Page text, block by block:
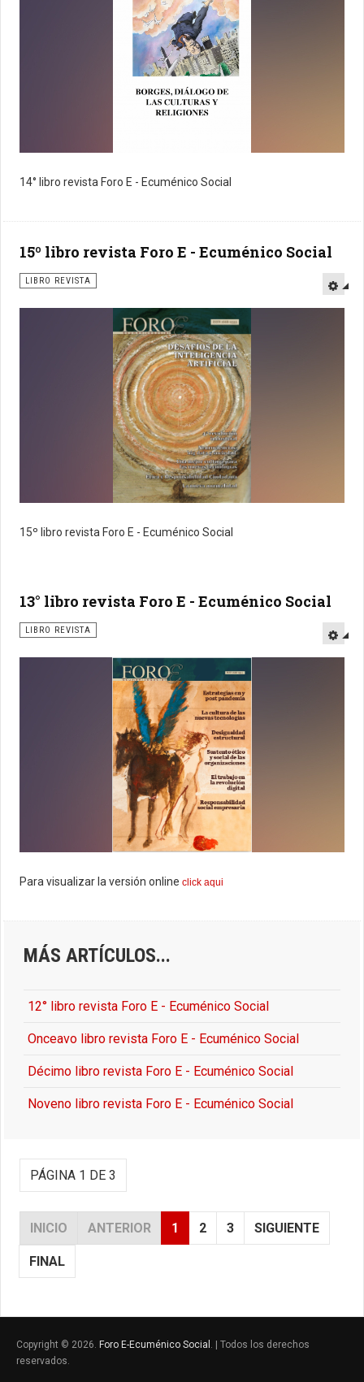
14° libro revista Foro E - Ecuménico Social
15º libro revista Foro E - Ecuménico Social
LIBRO REVISTA
15º libro revista Foro E - Ecuménico Social
13° libro revista Foro E - Ecuménico Social
LIBRO REVISTA
Para visualizar la versión online click aqui
MÁS ARTÍCULOS...
12° libro revista Foro E - Ecuménico Social
Onceavo libro revista Foro E - Ecuménico Social
Décimo libro revista Foro E - Ecuménico Social
Noveno libro revista Foro E - Ecuménico Social
PÁGINA 1 DE 3
INICIO ANTERIOR 1 2 3 SIGUIENTE
FINAL
Copyright © 2026. Foro E-Ecuménico Social . | Todos los derechos
reservados.